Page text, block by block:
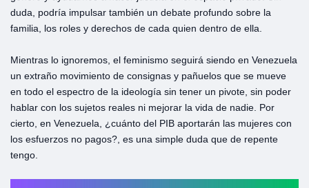
duda, podría impulsar también un debate profundo sobre la
familia, los roles y derechos de cada quien dentro de ella.
Mientras lo ignoremos, el feminismo seguirá siendo en Venezuela
un extraño movimiento de consignas y pañuelos que se mueve
en todo el espectro de la ideología sin tener un pivote, sin poder
hablar con los sujetos reales ni mejorar la vida de nadie. Por
cierto, en Venezuela, ¿cuánto del PIB aportarán las mujeres con
los esfuerzos no pagos?, es una simple duda que de repente
tengo.